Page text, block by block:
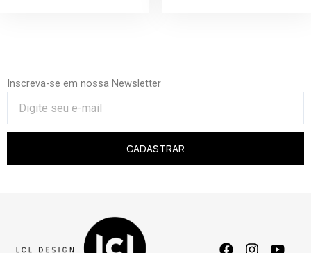
Inscreva-se em nossa Newsletter
CADASTRAR